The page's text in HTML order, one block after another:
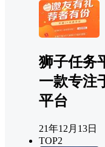
狮子任务
一款专注
平台
21年12月13日
TOP2